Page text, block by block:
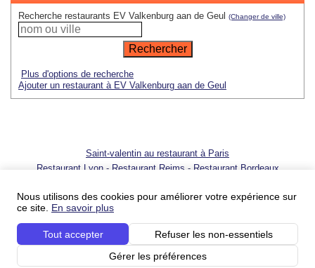
Recherche restaurants EV Valkenburg aan de Geul (Changer de ville)
Plus d'options de recherche
Ajouter un restaurant à EV Valkenburg aan de Geul
Saint-valentin au restaurant à Paris
Restaurant Lyon- Restaurant Reims - Restaurant Bordeaux
interdite
Ajouter votre restaurant
Conditions du service-Conditions du service pour les professionnels-Politique sur
la vie privée-Votre publicité sur SortirAuResto.com-SortirAuResto recrute
Nos partenaires : Les restos – guide de restaurants
Nous utilisons des cookies pour améliorer votre expérience sur
ce site. En savoir plus
Tout accepter
Refuser les non-essentiels
Gérer les préférences